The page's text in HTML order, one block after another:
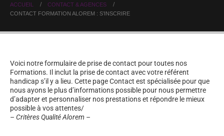
ACCUEIL
CONTACT & AGENCES
CONTACT FORMATION ALOREM : S’INSCRIRE
Voici notre formulaire de prise de contact pour toutes nos
Formations. Il inclut la prise de contact avec votre référent
handicap s’il y a lieu. Cette page Contact est spécialisée pour que
nous ayons le plus d’informations possible pour nous permettre
d’adapter et personnaliser nos prestations et répondre le mieux
possible à vos attentes/
– Critères Qualité Alorem –